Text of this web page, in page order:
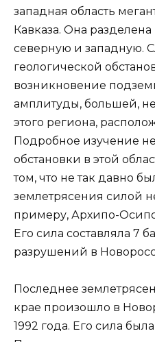
западная область
Кавказа. Она
северную и западную.
геологической
возникновение
амплитуды, большей,
этого региона,
Подробное изучение
обстановки в этой
том, что не так давно
землетрясения силой
примеру, Архипо-
Его сила составляла 7
разрушений в
Последнее
крае произошло в
1992 года. Его сила